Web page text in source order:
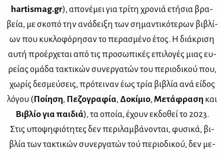
har​tism​ag.​gr), απο­νέ­μει για τρί­τη χρο­νιά ετή­σια βρα­
βεία, με σκο­πό την ανά­δει­ξη των ση­μα­ντι­κό­τε­ρων βι­βλί­
ων που κυ­κλο­φό­ρη­σαν το πε­ρα­σμέ­νο έτος. Η διά­κρι­ση
αυ­τή προ­έρ­χε­ται από τις προ­σω­πι­κές επι­λο­γές μιας ευ­
ρεί­ας ομά­δα τα­κτι­κών συ­νερ­γα­τών του πε­ριο­δι­κού που,
χω­ρίς δε­σμεύ­σεις, πρό­τει­ναν έως τρία βι­βλία ανά εί­δος
λό­γου (Ποί­η­ση, Πε­ζο­γρα­φία, Δο­κί­μιο, Με­τά­φρα­ση και
Βι­βλίο για παι­διά), τα οποία, έχουν εκ­δο­θεί το 2023.
Στις υπο­ψη­φιό­τη­τες δεν πε­ρι­λαμ­βά­νο­νται, φυ­σι­κά, βι­
βλία των τα­κτι­κών συ­νερ­γα­τών τού πε­ριο­δι­κού, δεν με­